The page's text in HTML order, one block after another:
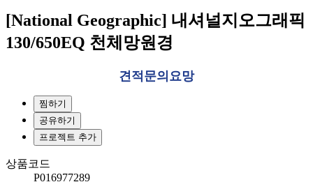
[National Geographic] 내셔널지오그래픽
130/650EQ 천체망원경
견적문의요망
찜하기
공유하기
프로젝트 추가
상품코드
P016977289